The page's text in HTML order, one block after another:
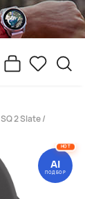
2 Slate /
HOT
AI
ПОДБОР